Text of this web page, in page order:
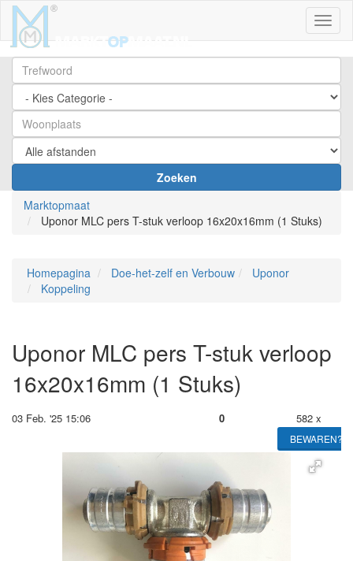
Zoeken
Marktopmaat
Uponor MLC pers T-stuk verloop 16x20x16mm (1 Stuks)
Homepagina Doe-het-zelf en Verbouw
Uponor
Koppeling
Uponor MLC pers T-stuk verloop
16x20x16mm (1 Stuks)
03 Feb. '25 15:06 0 582 x
BEWAREN?